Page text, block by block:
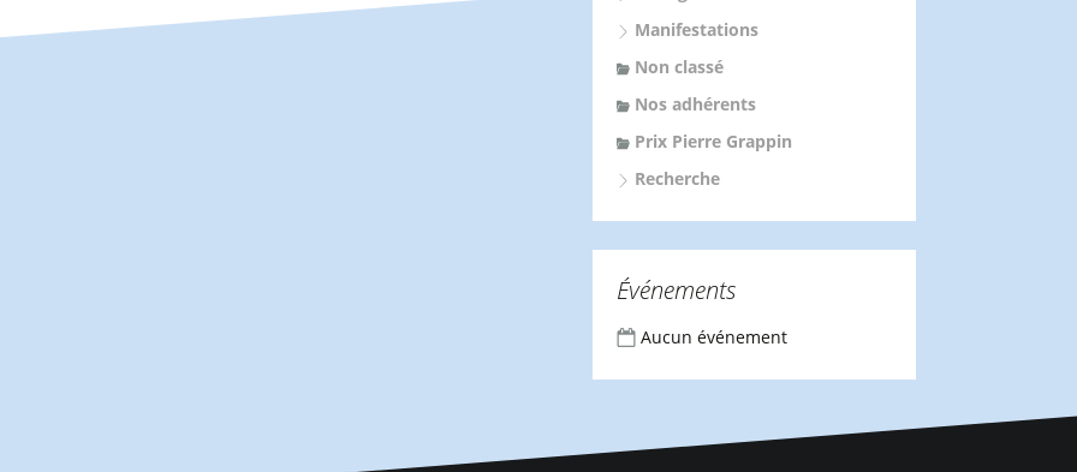
Manifestations
Non classé
Nos adhérents
Prix Pierre Grappin
Recherche
Événements
Aucun événement